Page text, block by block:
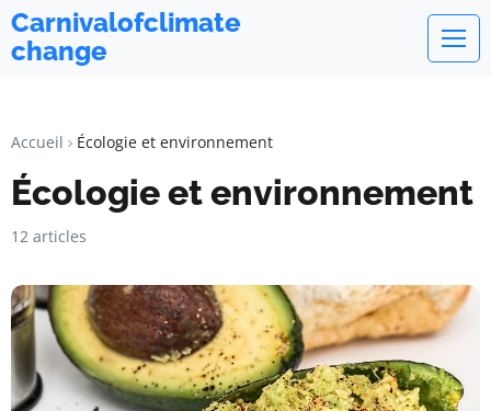
Carnivalofclimate
change
Accueil Écologie et environnement
Écologie et environnement
12 articles